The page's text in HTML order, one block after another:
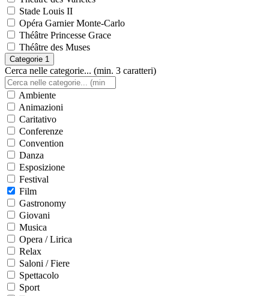
Stade Louis II
Opéra Garnier Monte-Carlo
Théâtre Princesse Grace
Théâtre des Muses
Categorie 1
Cerca nelle categorie... (min. 3 caratteri)
Ambiente
Animazioni
Caritativo
Conferenze
Convention
Danza
Esposizione
Festival
Film
Gastronomy
Giovani
Musica
Opera / Lirica
Relax
Saloni / Fiere
Spettacolo
Sport